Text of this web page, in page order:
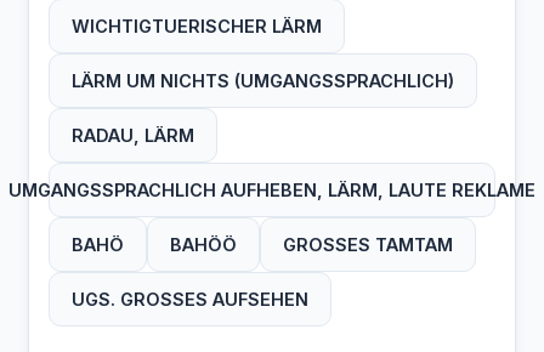
WICHTIGTUERISCHER LÄRM
LÄRM UM NICHTS (UMGANGSSPRACHLICH)
RADAU, LÄRM
UMGANGSSPRACHLICH AUFHEBEN, LÄRM, LAUTE REKLAME
BAHÖ BAHÖÖ GROSSES TAMTAM
UGS. GROSSES AUFSEHEN